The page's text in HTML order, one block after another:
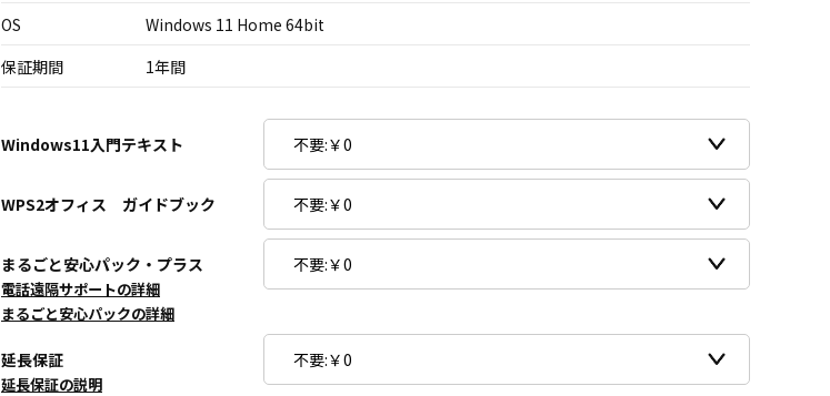
OS
Windows 11 Home 64bit
保証期間
1年間
Windows11入門テキスト
WPS2オフィス ガイドブック
まるごと安心パック・プラス
電話遠隔サポートの詳細
まるごと安心パックの詳細
延長保証
延長保証の説明